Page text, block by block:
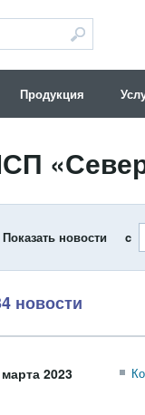
Продукция
Показать новости c
новости
2023